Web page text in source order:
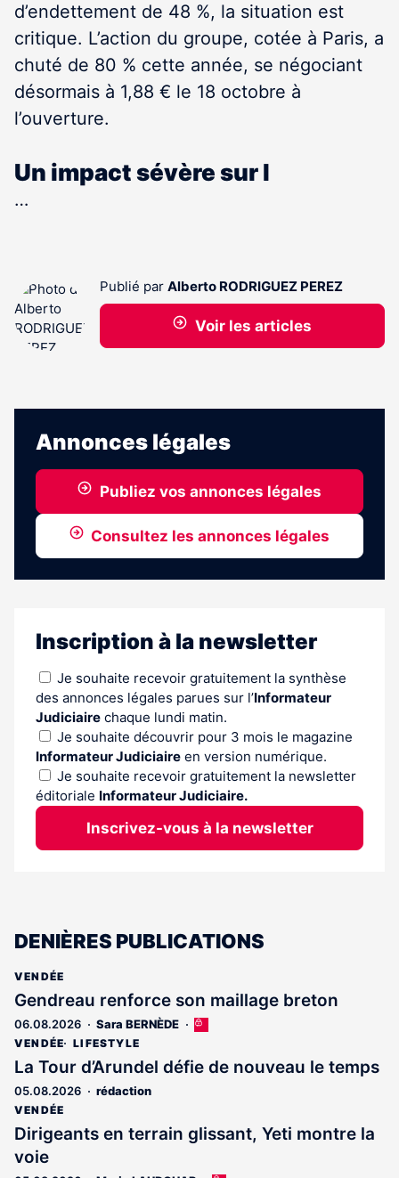
d’endettement de 48 %, la situation est
critique. L’action du groupe, cotée à Paris, a
chuté de 80 % cette année, se négociant
désormais à 1,88 € le 18 octobre à
l’ouverture.
Un impact sévère sur l
…
Publié par Alberto RODRIGUEZ PEREZ
Voir les articles
Annonces légales
Publiez vos annonces légales
Consultez les annonces légales
Inscription à la newsletter
Je souhaite recevoir gratuitement la synthèse
des annonces légales parues sur l’Informateur
Judiciaire chaque lundi matin.
Je souhaite découvrir pour 3 mois le magazine
Informateur Judiciaire en version numérique.
Je souhaite recevoir gratuitement la newsletter
éditoriale Informateur Judiciaire.
Inscrivez-vous à la newsletter
DENIÈRES PUBLICATIONS
VENDÉE
Gendreau renforce son maillage breton
06.08.2026 Sara BERNÈDE
Cet
réservé
VENDÉE LIFESTYLE
La Tour d’Arundel défie de nouveau le temps
05.08.2026 rédaction
VENDÉE
Dirigeants en terrain glissant, Yeti montre la
voie